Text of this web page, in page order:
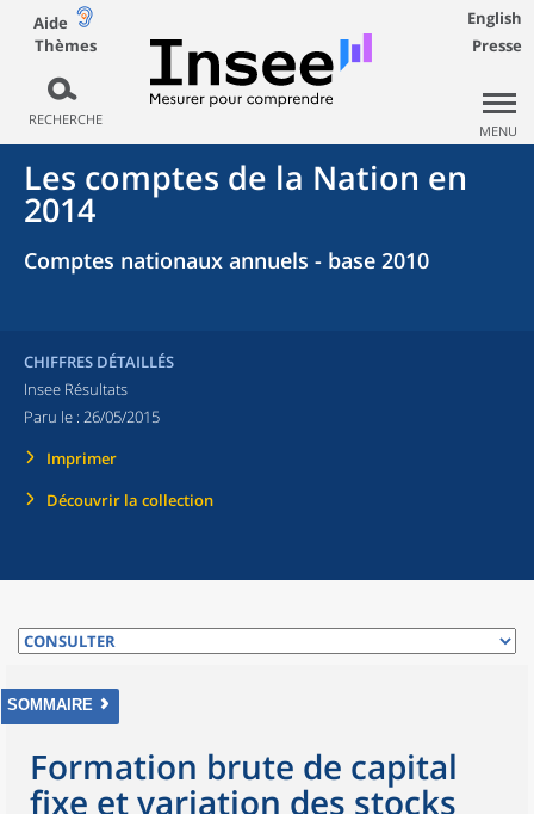
Aide
Thèmes
RECHERCHE
English
Presse
MENU
Les comptes de la Nation en
2014
Comptes nationaux annuels - base 2010
CHIFFRES DÉTAILLÉS
Insee Résultats
Paru le : 26/05/2015
Imprimer
Découvrir la collection
SOMMAIRE
Formation brute de capital
fixe et variation des stocks